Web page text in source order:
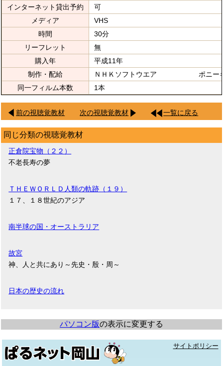
インターネット貸出予約
可
メディア
VHS
時間
30分
リーフレット
無
購入年
平成11年
制作・配給
ＮＨＫソフトウエア ポニーキ
同一フィルム本数
1本
前の視聴覚教材 次の視聴覚教材 一覧に戻る
同じ分類の視聴覚教材
正倉院宝物（２２）
不老長寿の夢
ＴＨＥＷＯＲＬＤ人類の軌跡（１９）
１７、１８世紀のアジア
南半球の国・オーストラリア
故宮
神、人と共にあり～先史・殷・周～
日本の歴史の流れ
パソコン版の表示に変更する
サイトポリシー